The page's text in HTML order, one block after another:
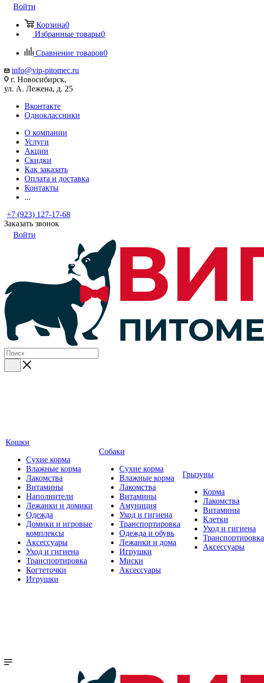
Войти
Корзина0
Избранные товары0
Сравнение товаров0
info@vip-pitomec.ru
г. Новосибирск,
ул. А. Лежена, д. 25
Вконтакте
Одноклассники
О компании
Услуги
Акции
Скидки
Как заказать
Оплата и доставка
Контакты
...
+7 (923) 127-17-68
Заказать звонок
Войти
Кошки
Сухие корма
Влажные корма
Лакомства
Витамины
Наполнители
Лежанки и домики
Одежда
Домики и игровые
комплексы
Аксессуары
Уход и гигиена
Транспортировка
Когтеточки
Игрушки
Собаки
Сухие корма
Влажные корма
Лакомства
Витамины
Амуниция
Уход и гигиена
Транспортировка
Одежда и обувь
Лежанки и дома
Игрушки
Миски
Аксессуары
Грызуны
Корма
Лакомства
Витамины
Клетки
Уход и гигиена
Транспортировка
Аксессуары